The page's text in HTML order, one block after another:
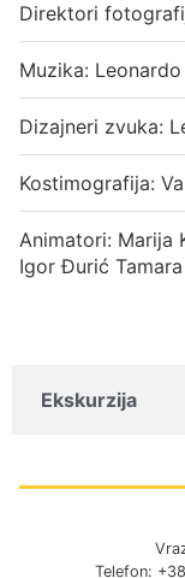
Direktori
Muzika:
Dizajneri zvuka:
Kostimografija:
Animatori: Marija
Igor Đurić
Ekskurzija
Telefon: